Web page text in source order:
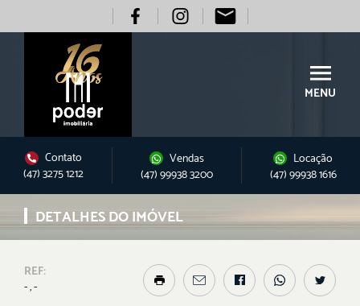
MENU
Contato
(47) 3275 1212
Vendas
(47) 99938 3200
Locação
(47) 99938 1616
DETALHES DO IMÓVEL
REF:
- , -